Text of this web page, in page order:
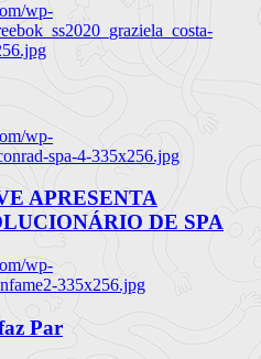
wp-
wp-
spa-4-335x256.jpg
APRESENTA
DE SPA
wp-
335x256.jpg
Par